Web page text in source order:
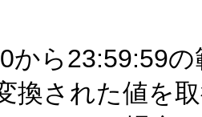
から23:59:59
換された値を